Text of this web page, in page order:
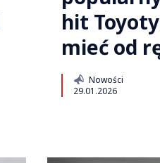
hit
mieć od
Nowości
29.01.2026